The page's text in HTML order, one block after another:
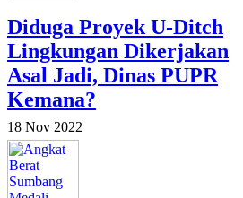
Diduga Proyek U-Ditch
Lingkungan Dikerjakan
Asal Jadi, Dinas PUPR
Kemana?
18 Nov 2022